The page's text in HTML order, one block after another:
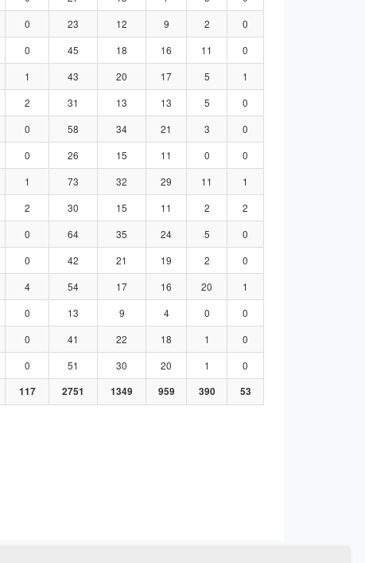
0 23 12 9 2
0
0 45 18 16 11
0
1 43 20 17 5
1
2 31 13 13 5
0
0 58 34 21 3
0
0 26 15 11 0
0
1 73 32 29 11
1
2 30 15 11 2
2
0 64 35 24 5
0
0 42 21 19 2
0
4 54 17 16 20
1
0 13 9 4 0
0
0 41 22 18 1
0
0 51 30 20 1
0
117 2751 1349 959 390 53